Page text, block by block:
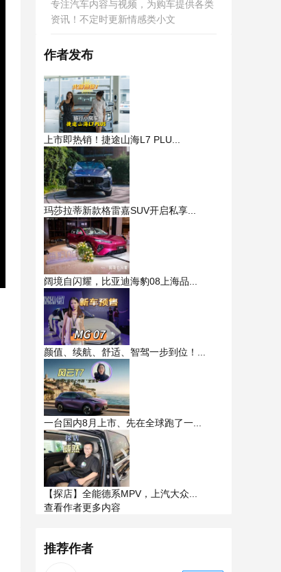
专注汽车内容与视频，为购车提供各类
资讯！不定时更新情感类小文
作者发布
上市即热销！捷途山海L7 PLU...
玛莎拉蒂新款格雷嘉SUV开启私享...
阔境自闪耀，比亚迪海豹08上海品...
颜值、续航、舒适、智驾一步到位！...
一台国内8月上市、先在全球跑了一...
【探店】全能德系MPV，上汽大众...
查看作者更多内容
推荐作者